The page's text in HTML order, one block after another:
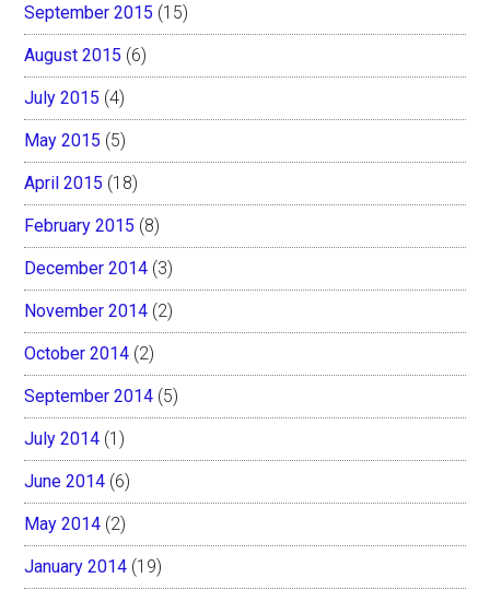
September 2015 (15)
August 2015 (6)
July 2015 (4)
May 2015 (5)
April 2015 (18)
February 2015 (8)
December 2014 (3)
November 2014 (2)
October 2014 (2)
September 2014 (5)
July 2014 (1)
June 2014 (6)
May 2014 (2)
January 2014 (19)